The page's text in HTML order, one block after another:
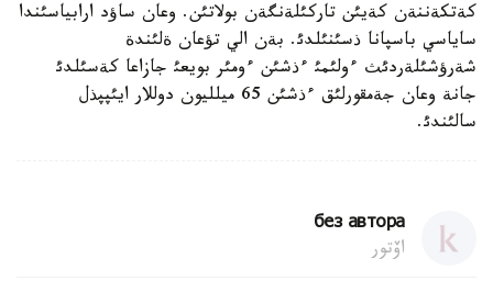
كةتكةننةن كةيئن تاركئلةنگةن بولاتئن. وعان ساؤد ارابياسئندا
ساياسي باسپانا ذسئنئلدئ. بةن الي تؤعان ةلئندة
شةرؤشئلةردئث ءولئمئ ءذشئن ءومئر بويعئ جازاعا كةسئلدئ
جانة وعان جةمقورلئق ءذشئن 65 ميلليون دوللار ايئپپذل
سالئندئ.
без автора
اۆتور